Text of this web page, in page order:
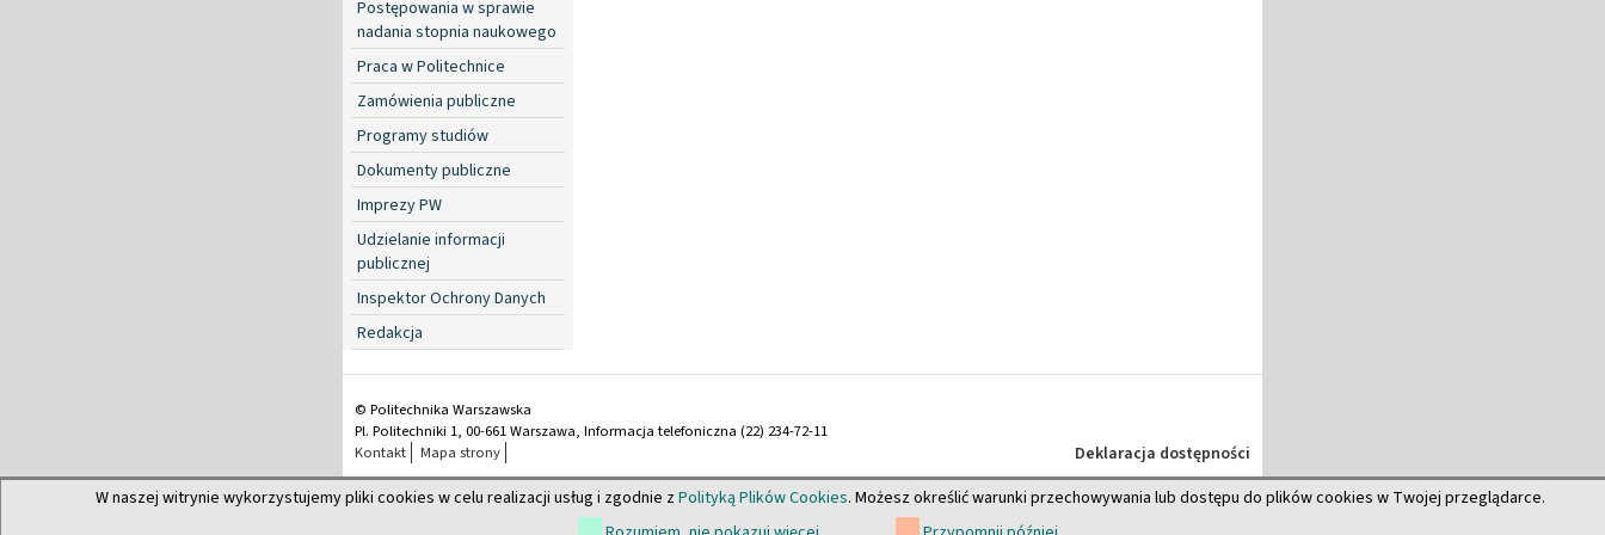
W naszej witrynie wykorzystujemy pliki cookies w celu realizacji usług i zgodnie zPolityką Plików Cookies. Możesz określić warunki przechowywania lub dostępu do plików cookies w Twojej przeglądarce.
Postępowania w sprawie
nadania stopnia naukowego
Praca w Politechnice
Zamówienia publiczne
Programy studiów
Dokumenty publiczne
Imprezy PW
Udzielanie informacji
publicznej
Inspektor Ochrony Danych
Redakcja
© Politechnika Warszawska
Pl. Politechniki 1, 00-661 Warszawa, Informacja telefoniczna (22) 234-72-11
Kontakt
Mapa strony Deklaracja dostępności